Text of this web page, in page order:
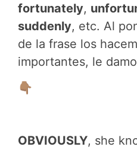
fortunately,
suddenly, etc. Al
de la frase los
importantes, le
👇🏽
OBVIOUSLY, she